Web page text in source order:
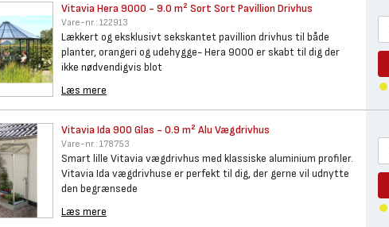
Vitavia Hera 9000 - 9.0 m² Sort Sort Pavillion Drivhus
Vare-nr.: 122913
Lækkert og eksklusivt sekskantet pavillion drivhus til både
planter, orangeri og udehygge- Hera 9000 er skabt til dig der
ikke nødvendigvis blot
Læs mere
Vitavia Ida 900 Glas - 0.9 m² Alu Vægdrivhus
Vare-nr.: 178753
Smart lille Vitavia vægdrivhus med klassiske aluminium profiler.
Vitavia Ida vægdrivhuse er perfekt til dig, der gerne vil udnytte
den begrænsede
Læs mere